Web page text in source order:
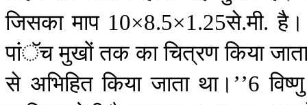
जिसका माप10×8.5×1.25से.मी.है।
पांॅचमुखोंतककाचित्रणकिया
से अभिहित किया जाता था। ’’6विष्णु